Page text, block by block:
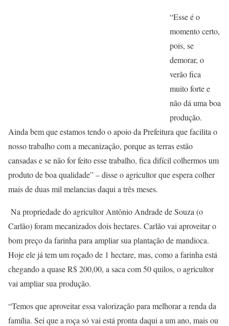
“Esse é o
momento certo,
pois, se
demorar, o
verão fica
muito forte e
não dá uma boa
produção.
Ainda bem que estamos tendo o apoio da Prefeitura que facilita o
nosso trabalho com a mecanização, porque as terras estão
cansadas e se não for feito esse trabalho, fica difícil colhermos um
produto de boa qualidade” – disse o agricultor que espera colher
mais de duas mil melancias daqui a três meses.
Na propriedade do agricultor Antônio Andrade de Souza (o
Carlão) foram mecanizados dois hectares. Carlão vai aproveitar o
bom preço da farinha para ampliar sua plantação de mandioca.
Hoje ele já tem um roçado de 1 hectare, mas, como a farinha está
chegando a quase R$ 200,00, a saca com 50 quilos, o agricultor
vai ampliar sua produção.
“Temos que aproveitar essa valorização para melhorar a renda da
família. Sei que a roça só vai está pronta daqui a um ano, mais ou